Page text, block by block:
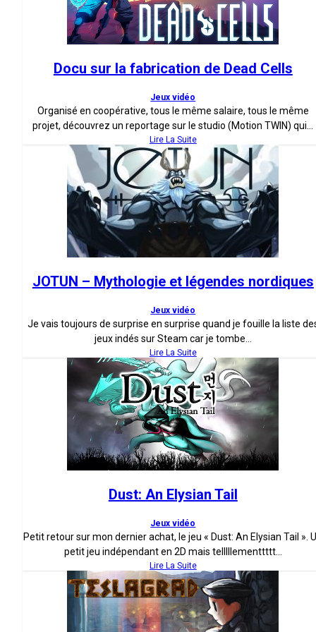
Docu sur la fabrication de Dead Cells
Jeux vidéo
Organisé en coopérative, tous le même salaire, tous le même
projet, découvrez un reportage sur le studio (Motion TWIN) qui...
Lire La Suite
JOTUN – Mythologie et légendes nordiques
Jeux vidéo
Je vais toujours de surprise en surprise quand je fouille la liste
jeux indés sur Steam car je tombe...
Lire La Suite
Dust: An Elysian Tail
Jeux vidéo
Petit retour sur mon dernier achat, le jeu « Dust: An Elysian Tail ».
petit jeu indépendant en 2D mais telllllementtttt...
Lire La Suite